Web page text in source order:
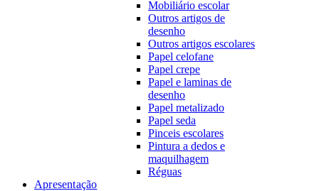
Mobiliário escolar
Outros artigos de
desenho
Outros artigos escolares
Papel celofane
Papel crepe
Papel e laminas de
desenho
Papel metalizado
Papel seda
Pinceis escolares
Pintura a dedos e
maquilhagem
Réguas
Apresentação